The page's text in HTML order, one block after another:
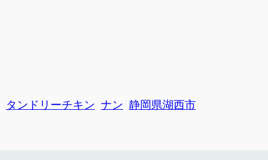
タンドリーチキン ナン 静岡県湖西市